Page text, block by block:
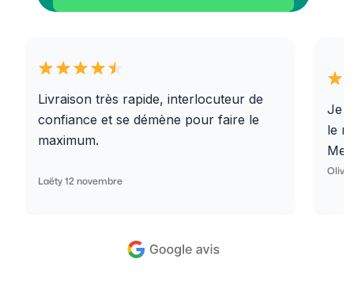
Livraison très rapide, interlocuteur de
confiance et se démène pour faire le
maximum.
Laëty 12 novembre
Je
le